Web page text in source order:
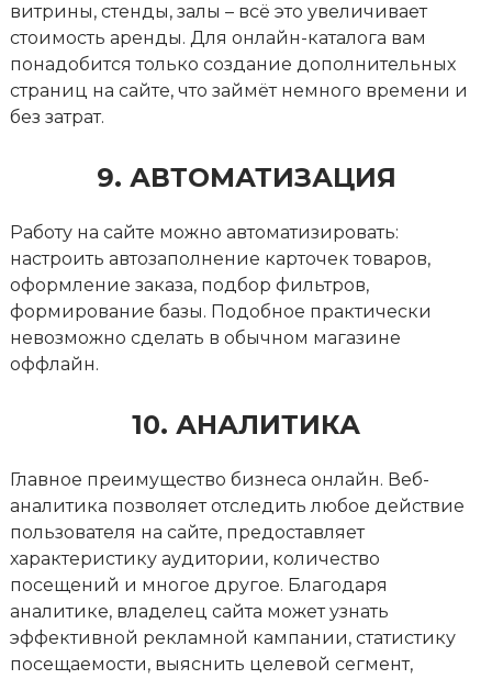
витрины, стенды, залы – всё это увеличивает
стоимость аренды. Для онлайн-каталога вам
понадобится только создание дополнительных
страниц на сайте, что займёт немного времени и
без затрат.
9. АВТОМАТИЗАЦИЯ
Работу на сайте можно автоматизировать:
настроить автозаполнение карточек товаров,
оформление заказа, подбор фильтров,
формирование базы. Подобное практически
невозможно сделать в обычном магазине
оффлайн.
10. АНАЛИТИКА
Главное преимущество бизнеса онлайн. Веб-
аналитика позволяет отследить любое действие
пользователя на сайте, предоставляет
характеристику аудитории, количество
посещений и многое другое. Благодаря
аналитике, владелец сайта может узнать
эффективной рекламной кампании, статистику
посещаемости, выяснить целевой сегмент,